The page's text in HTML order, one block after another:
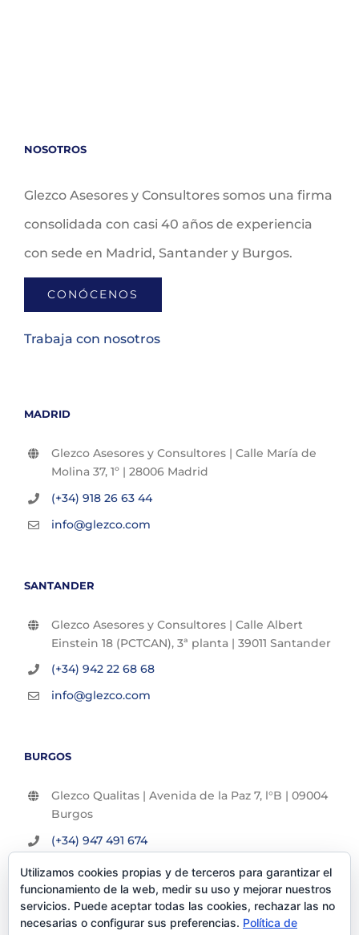
NOSOTROS
Glezco Asesores y Consultores somos una firma
consolidada con casi 40 años de experiencia
con sede en Madrid, Santander y Burgos.
CONÓCENOS
Trabaja con nosotros
MADRID
Glezco Asesores y Consultores | Calle María de
Molina 37, 1º | 28006 Madrid
(+34) 918 26 63 44
info@glezco.com
SANTANDER
Glezco Asesores y Consultores | Calle Albert
Einstein 18 (PCTCAN), 3ª planta | 39011 Santander
(+34) 942 22 68 68
info@glezco.com
BURGOS
Glezco Qualitas | Avenida de la Paz 7, l°B | 09004
Burgos
(+34) 947 491 674
info@glezco.com
Utilizamos cookies propias y de terceros para garantizar el
funcionamiento de la web, medir su uso y mejorar nuestros
servicios. Puede aceptar todas las cookies, rechazar las no
necesarias o configurar sus preferencias. Política de